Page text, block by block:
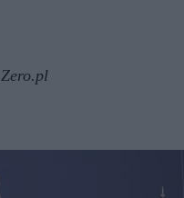
Zero.pl